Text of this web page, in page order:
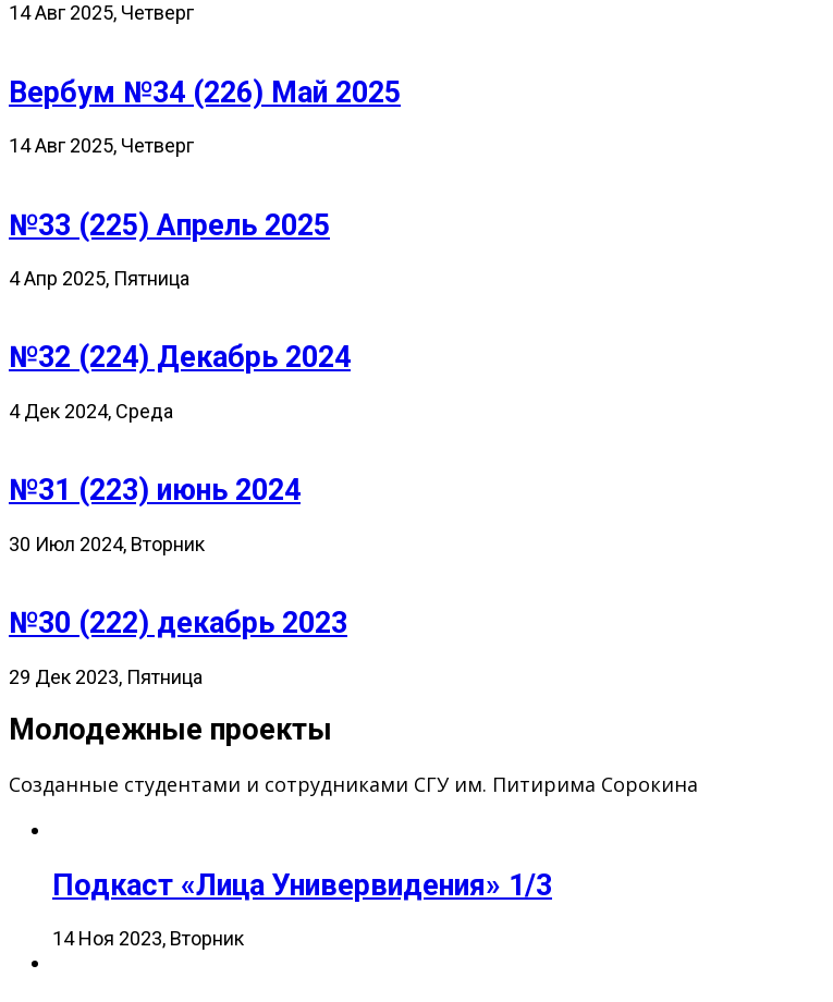
14 Авг 2025, Четверг
Вербум №34 (226) Май 2025
14 Авг 2025, Четверг
№33 (225) Апрель 2025
4 Апр 2025, Пятница
№32 (224) Декабрь 2024
4 Дек 2024, Среда
№31 (223) июнь 2024
30 Июл 2024, Вторник
№30 (222) декабрь 2023
29 Дек 2023, Пятница
Молодежные проекты
Созданные студентами и сотрудниками СГУ им. Питирима Сорокина
Подкаст «Лица Универвидения» 1/3
14 Ноя 2023, Вторник